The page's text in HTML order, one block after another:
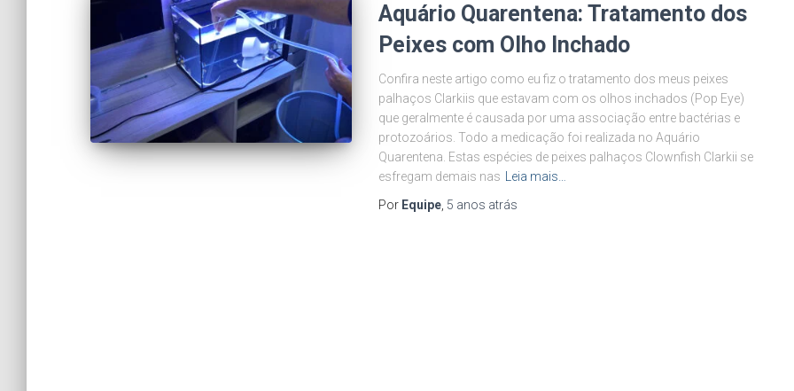
Aquário Quarentena: Tratamento dos
Peixes com Olho Inchado
Confira neste artigo como eu fiz o tratamento dos meus peixes
palhaços Clarkiis que estavam com os olhos inchados (Pop Eye)
que geralmente é causada por uma associação entre bactérias e
protozoários. Todo a medicação foi realizada no Aquário
Quarentena. Estas espécies de peixes palhaços Clownfish Clarkii se
esfregam demais nas
Leia mais…
Por Equipe 5 anos atrás